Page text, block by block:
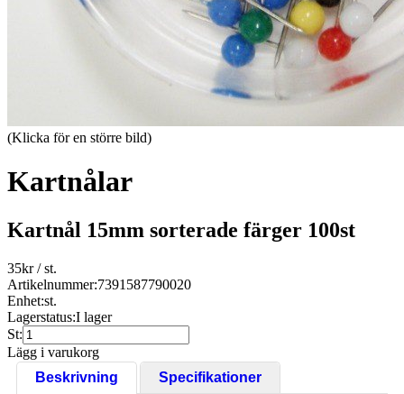
(Klicka för en större bild)
Kartnålar
Kartnål 15mm sorterade färger 100st
35kr/ st.
Artikelnummer:7391587790020
Enhet:st.
Lagerstatus:I lager
St:
Lägg i varukorg
Beskrivning
Specifikationer